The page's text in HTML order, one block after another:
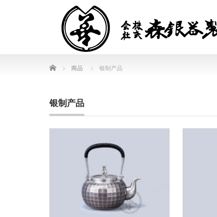
Home 商品 银制产品
银制产品